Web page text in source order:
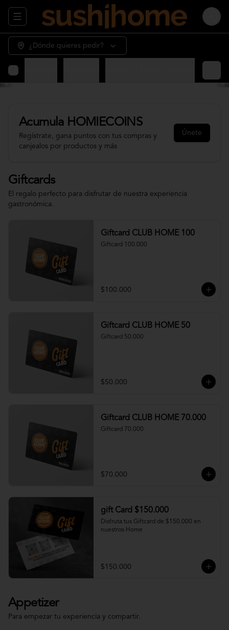
Abrir menu de navegación Login
¿Dónde quieres pedir?
Acumula HOMIECOINS
Regístrate, gana puntos con tus compras y
canjealos por productos y más
Únete
Giftcards
El regalo perfecto para disfrutar de nuestra experiencia
gastronómica.
Giftcard CLUB HOME 100
Giftcard 100.000
$100.000
Giftcard CLUB HOME 50
Giftcard 50.000
$50.000
Giftcard CLUB HOME 70.000
Giftcard 70.000
$70.000
gift Card $150.000
Disfruta tus Giftcard de $150.000 en
nuestros Home
$150.000
Appetizer
Para empezar tu experiencia y compartir.